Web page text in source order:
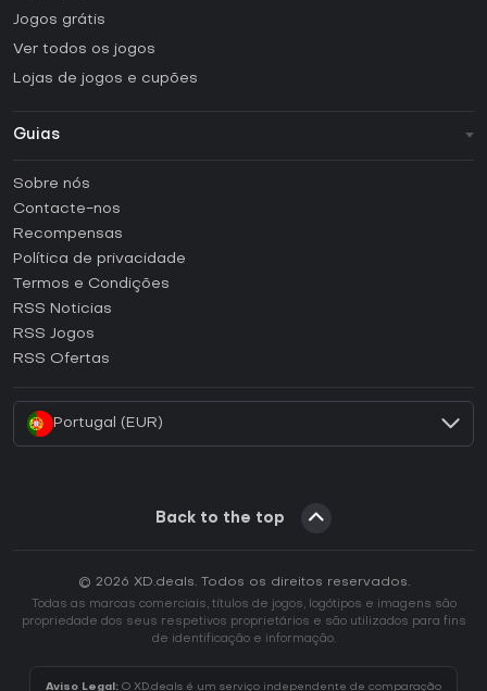
Jogos grátis
Ver todos os jogos
Lojas de jogos e cupões
Guias
Como ativar uma CD Key Steam?
Como ativar uma CD Key Epic Games?
Como ativar uma CD Key GOG?
Como ativar uma CD Key Ubisoft Connect?
Como ativar uma CD Key EA App?
Sobre nós
Contacte-nos
Recompensas
Política de privacidade
Termos e Condições
RSS Noticias
RSS Jogos
RSS Ofertas
Portugal (EUR)
Back to the top
© 2026 XD.deals. Todos os direitos reservados.
Todas as marcas comerciais, títulos de jogos, logótipos e imagens são
propriedade dos seus respetivos proprietários e são utilizados para fins
de identificação e informação.
Aviso Legal: O XD.deals é um serviço independente de comparação